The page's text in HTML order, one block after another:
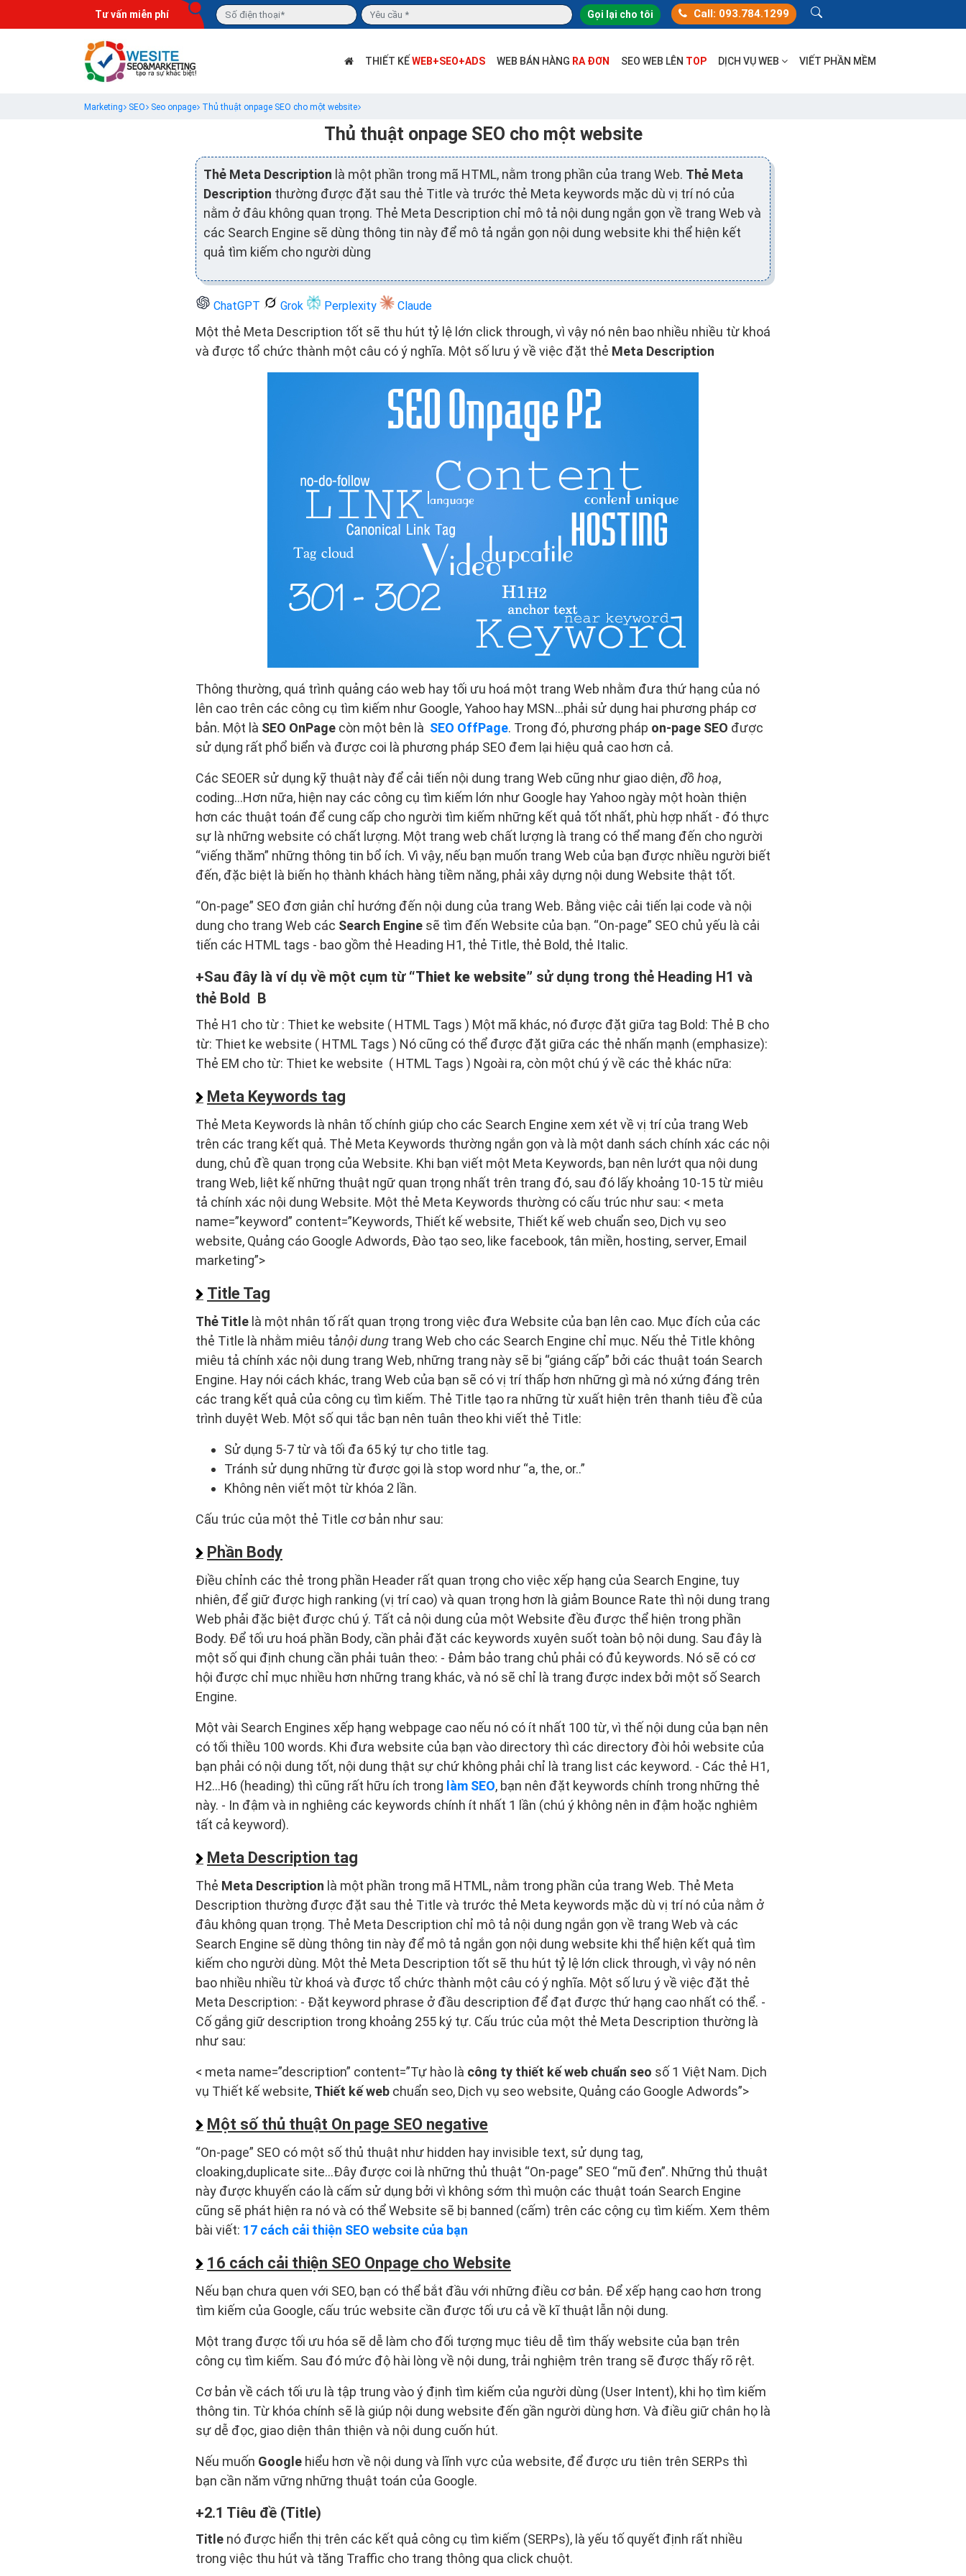
Tư vấn miễn phí Gọi lại cho tôi Call: 093.784.1299
THIẾT KẾWEB+SEO+ADS WEB BÁN HÀNG RA ĐƠN SEO WEB LÊN TOP DỊCH VỤ WEB VIẾT PHẦN MỀM
Marketing SEO Seo onpage Thủ thuật onpage SEO cho một website
Thủ thuật onpage SEO cho một website
Thẻ Meta Description là một phần trong mã HTML, nằm trong phần của trang Web. Thẻ Meta
Description thường được đặt sau thẻ Title và trước thẻ Meta keywords mặc dù vị trí nó của
nằm ở đâu không quan trọng. Thẻ Meta Description chỉ mô tả nội dung ngắn gọn về trang Web và
các Search Engine sẽ dùng thông tin này để mô tả ngắn gọn nội dung website khi thể hiện kết
quả tìm kiếm cho người dùng
ChatGPT Grok Perplexity Claude
Một thẻ Meta Description tốt sẽ thu hút tỷ lệ lớn click through, vì vậy nó nên bao nhiều nhiều từ khoá
và được tổ chức thành một câu có ý nghĩa. Một số lưu ý về việc đặt thẻ Meta Description
Thông thường, quá trình quảng cáo web hay tối ưu hoá một trang Web nhằm đưa thứ hạng của nó
lên cao trên các công cụ tìm kiếm như Google, Yahoo hay MSN…phải sử dụng hai phương pháp cơ
bản. Một là SEO OnPage còn một bên là SEO OffPage. Trong đó, phương pháp o­n-page SEO được
sử dụng rất phổ biển và được coi là phương pháp SEO đem lại hiệu quả cao hơn cả.
Các SEOER sử dụng kỹ thuật này để cải tiến nội dung trang Web cũng như giao diện,đồ hoạ,
coding…Hơn nữa, hiện nay các công cụ tìm kiếm lớn như Google hay Yahoo ngày một hoàn thiện
hơn các thuật toán để cung cấp cho người tìm kiếm những kết quả tốt nhất, phù hợp nhất - đó thực
sự là những website có chất lượng. Một trang web chất lượng là trang có thể mang đến cho người
“viếng thăm” những thông tin bổ ích. Vì vậy, nếu bạn muốn trang Web của bạn được nhiều người biết
đến, đặc biệt là biến họ thành khách hàng tiềm năng, phải xây dựng nội dung Website thật tốt.
“On-page” SEO đơn giản chỉ hướng đến nội dung của trang Web. Bằng việc cải tiến lại code và nội
dung cho trang Web các Search Engine sẽ tìm đến Website của bạn. “On-page” SEO chủ yếu là cải
tiến các HTML tags - bao gồm thẻ Heading H1, thẻ Title, thẻ Bold, thẻ Italic.
Sau đây là ví dụ về một cụm từ “Thiet ke website” sử dụng trong thẻ Heading H1 và
thẻ Bold B
Thẻ H1 cho từ : Thiet ke website ( HTML Tags ) Một mã khác, nó được đặt giữa tag Bold: Thẻ B cho
từ: Thiet ke website ( HTML Tags ) Nó cũng có thể được đặt giữa các thẻ nhấn mạnh (emphasize):
Thẻ EM cho từ: Thiet ke website ( HTML Tags ) Ngoài ra, còn một chú ý về các thẻ khác nữa:
Meta Keywords tag
Thẻ Meta Keywords là nhân tố chính giúp cho các Search Engine xem xét về vị trí của trang Web
trên các trang kết quả. Thẻ Meta Keywords thường ngắn gọn và là một danh sách chính xác các nội
dung, chủ đề quan trọng của Website. Khi bạn viết một Meta Keywords, bạn nên lướt qua nội dung
trang Web, liệt kế những thuật ngữ quan trọng nhất trên trang đó, sau đó lấy khoảng 10-15 từ miêu
tả chính xác nội dung Website. Một thẻ Meta Keywords thường có cấu trúc như sau: < meta
name=”keyword” content=”Keywords, Thiết kế website, Thiết kế web chuẩn seo, Dịch vụ seo
website, Quảng cáo Google Adwords, Đào tạo seo, like facebook, tân miền, hosting, server, Email
marketing”>
Title Tag
Thẻ Title là một nhân tố rất quan trọng trong việc đưa Website của bạn lên cao. Mục đích của các
thẻ Title là nhằm miêu tảnội dung trang Web cho các Search Engine chỉ mục. Nếu thẻ Title không
miêu tả chính xác nội dung trang Web, những trang này sẽ bị “giáng cấp” bởi các thuật toán Search
Engine. Hay nói cách khác, trang Web của bạn sẽ có vị trí thấp hơn những gì mà nó xứng đáng trên
các trang kết quả của công cụ tìm kiếm. Thẻ Title tạo ra những từ xuất hiện trên thanh tiêu đề của
trình duyệt Web. Một số qui tắc bạn nên tuân theo khi viết thẻ Title:
Sử dụng 5-7 từ và tối đa 65 ký tự cho title tag.
Tránh sử dụng những từ được gọi là stop word như “a, the, or..”
Không nên viết một từ khóa 2 lần.
Cấu trúc của một thẻ Title cơ bản như sau:
Phần Body
Điều chỉnh các thẻ trong phần Header rất quan trọng cho việc xếp hạng của Search Engine, tuy
nhiên, để giữ được high ranking (vị trí cao) và quan trọng hơn là giảm Bounce Rate thì nội dung trang
Web phải đặc biệt được chú ý. Tất cả nội dung của một Website đều được thể hiện trong phần
Body. Để tối ưu hoá phần Body, cần phải đặt các keywords xuyên suốt toàn bộ nội dung. Sau đây là
một số qui định chung cần phải tuân theo: - Đảm bảo trang chủ phải có đủ keywords. Nó sẽ có cơ
hội được chỉ mục nhiều hơn những trang khác, và nó sẽ chỉ là trang được index bởi một số Search
Engine.
Một vài Search Engines xếp hạng webpage cao nếu nó có ít nhất 100 từ, vì thế nội dung của bạn nên
có tối thiều 100 words. Khi đưa website của bạn vào directory thì các directory đòi hỏi website của
bạn phải có nội dung tốt, nội dung thật sự chứ không phải chỉ là trang list các keyword. - Các thẻ H1,
H2…H6 (heading) thì cũng rất hữu ích trong làm SEO, bạn nên đặt keywords chính trong những thẻ
này. - In đậm và in nghiêng các keywords chính ít nhất 1 lần (chú ý không nên in đậm hoặc nghiêm
tất cả keyword).
Meta Description tag
Thẻ Meta Description là một phần trong mã HTML, nằm trong phần của trang Web. Thẻ Meta
Description thường được đặt sau thẻ Title và trước thẻ Meta keywords mặc dù vị trí nó của nằm ở
đâu không quan trọng. Thẻ Meta Description chỉ mô tả nội dung ngắn gọn về trang Web và các
Search Engine sẽ dùng thông tin này để mô tả ngắn gọn nội dung website khi thể hiện kết quả tìm
kiếm cho người dùng. Một thẻ Meta Description tốt sẽ thu hút tỷ lệ lớn click through, vì vậy nó nên
bao nhiều nhiều từ khoá và được tổ chức thành một câu có ý nghĩa. Một số lưu ý về việc đặt thẻ
Meta Description: - Đặt keyword phrase ở đầu description để đạt được thứ hạng cao nhất có thể. -
Cố gắng giữ description trong khoảng 255 ký tự. Cấu trúc của một thẻ Meta Description thường là
như sau:
< meta name=”description” content=”Tự hào là công ty thiết kế web chuẩn seo số 1 Việt Nam. Dịch
vụ Thiết kế website, Thiết kế web chuẩn seo, Dịch vụ seo website, Quảng cáo Google Adwords”>
Một số thủ thuật On page SEO negative
“On-page” SEO có một số thủ thuật như hidden hay invisible text, sử dụng tag,
cloaking,duplicate site…Đây được coi là những thủ thuật “On-page” SEO “mũ đen”. Những thủ thuật
này được khuyến cáo là cấm sử dụng bởi vì không sớm thì muộn các thuật toán Search Engine
cũng sẽ phát hiện ra nó và có thể Website sẽ bị banned (cấm) trên các cộng cụ tìm kiếm. Xem thêm
bài viết: 17 cách cải thiện SEO website của bạn
16 cách cải thiện SEO Onpage cho Website
Nếu bạn chưa quen với SEO, bạn có thể bắt đầu với những điều cơ bản. Để xếp hạng cao hơn trong
tìm kiếm của Google, cấu trúc website cần được tối ưu cả về kĩ thuật lẫn nội dung.
Một trang được tối ưu hóa sẽ dễ làm cho đối tượng mục tiêu dễ tìm thấy website của bạn trên
công cụ tìm kiếm. Sau đó mức độ hài lòng về nội dung, trải nghiệm trên trang sẽ được thấy rõ rệt.
Cơ bản về cách tối ưu là tập trung vào ý định tìm kiếm của người dùng (User Intent), khi họ tìm kiếm
thông tin. Từ khóa chính sẽ là giúp nội dung website đến gần người dùng hơn. Và điều giữ chân họ là
sự dễ đọc, giao diện thân thiện và nội dung cuốn hút.
Nếu muốn Google hiểu hơn về nội dung và lĩnh vực của website, để được ưu tiên trên SERPs thì
bạn cần năm vững những thuật toán của Google.
2.1 Tiêu đề (Title)
Title nó được hiển thị trên các kết quả công cụ tìm kiếm (SERPs), là yếu tố quyết định rất nhiều
trong việc thu hút và tăng Traffic cho trang thông qua click chuột.